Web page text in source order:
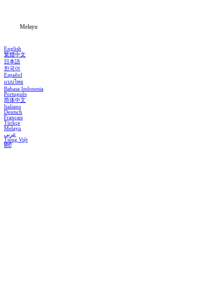
Melayu
English
繁體中文
日本語
한국어
Español
แบบไทย
Bahasa Indonesia
Português
简体中文
Italiano
Deutsch
Français
Türkçe
Melayu
عربي
Tiếng Việt
हिंदी